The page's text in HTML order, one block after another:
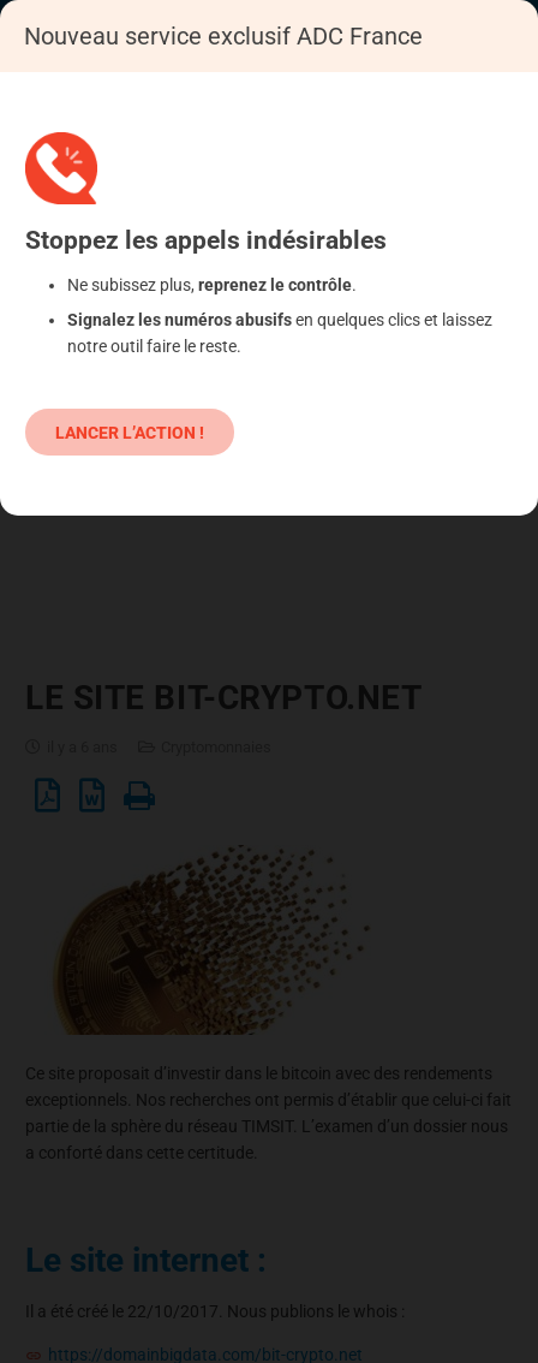
LE SITE BIT-CRYPTO.NET
Ce site proposait d’investir dans le bitcoin avec des rendements
exceptionnels. Nos recherches ont permis d’établir que celui-ci fait
partie de la sphère du réseau TIMSIT. L’examen d’un dossier nous
a conforté dans cette certitude.
Le site internet :
Il a été créé le 22/10/2017. Nous publions le whois :
https://domainbigdata.com/bit-crypto.net
Nouveau service exclusif ADC France
Stoppez les appels indésirables
Ne subissez plus, reprenez le contrôle.
Signalez les numéros abusifsen quelques clics et laissez
notre outil faire le reste.
LANCER L’ACTION !